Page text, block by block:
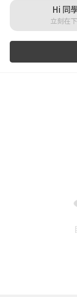
按下註冊即
Hi 同
立刻在